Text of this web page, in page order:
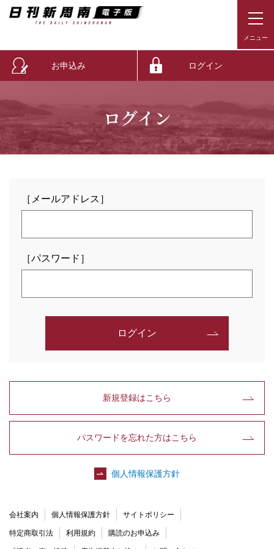
お申込み ログイン
ログイン
［メールアドレス］
［パスワード］
ログイン
新規登録はこちら
パスワードを忘れた方はこちら
個人情報保護方針
会社案内 個人情報保護方針 サイトポリシー
特定商取引法 利用規約 購読のお申込み